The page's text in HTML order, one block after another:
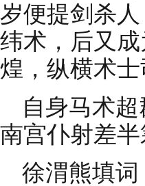
岁便提剑杀
纬术，后又
煌，纵横术
自身马术
南宫仆射差
徐渭熊填